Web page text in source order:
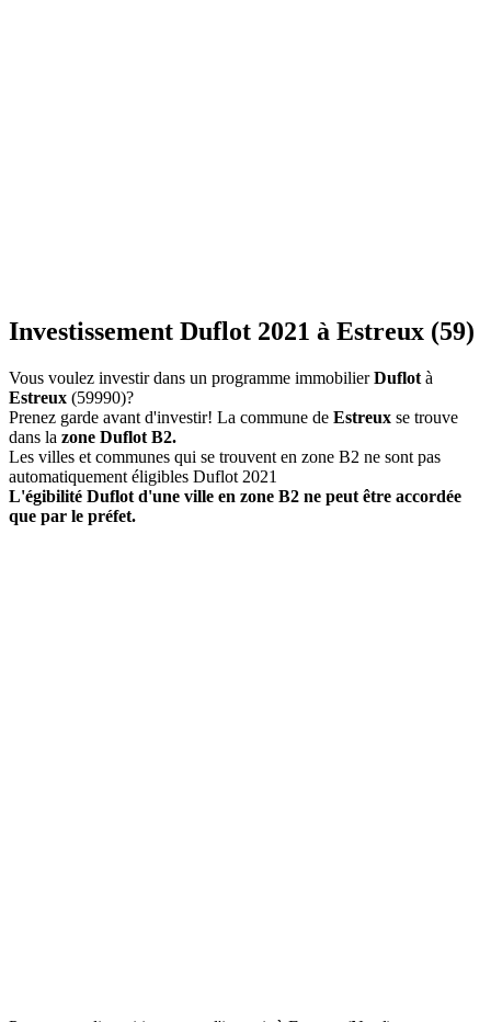
Investissement Duflot 2021 à Estreux (59)
Vous voulez investir dans un programme immobilierDuflot à
Estreux (59990)?
Prenez garde avant d'investir! La commune de Estreux se trouve
dans la zone Duflot B2.
Les villes et communes qui se trouvent en zone B2 ne sont pas
automatiquement éligibles Duflot 2021
L'égibilité Duflot d'une ville en zone B2 ne peut être accordée
que par le préfet.